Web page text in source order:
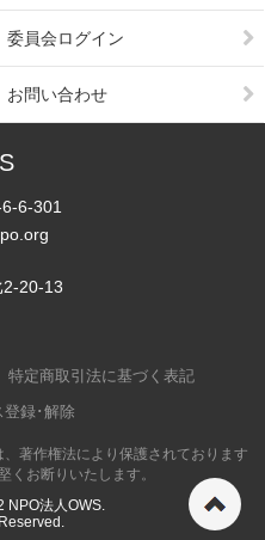
委員会ログイン
お問い合わせ
6-301
2-20-13
特定商取引法に基づく表記
登録･解除
著作権法により保護されております
くお断りいたします。
NPO法人OWS.